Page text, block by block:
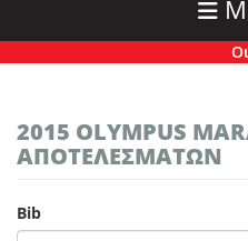
Οι
2015 OLYMPUS
ΑΠΟΤΕΛΕΣΜΑΤΩΝ
Bib